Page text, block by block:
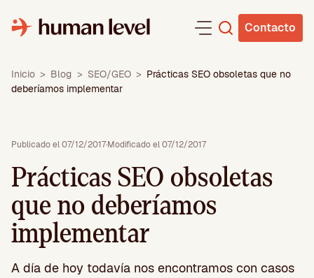
contenido
Contacto
Inicio > Blog > SEO/GEO > Prácticas SEO obsoletas que no
deberíamos implementar
Publicado el 07/12/2017·Modificado el 07/12/2017
Prácticas SEO obsoletas
que no deberíamos
implementar
A día de hoy todavía nos encontramos con casos